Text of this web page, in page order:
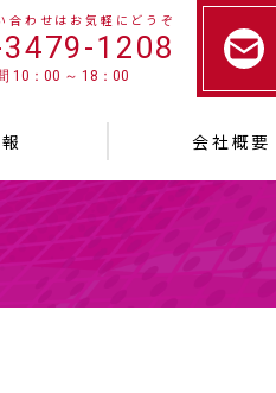
合わせはお気軽にどうぞ
1208
10：00 ～ 18：00
会社概要